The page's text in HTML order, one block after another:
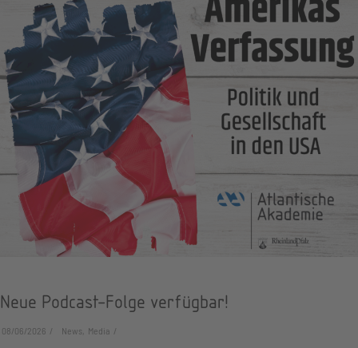
Neue Podcast-Folge verfügbar!
08/06/2026 News, Media